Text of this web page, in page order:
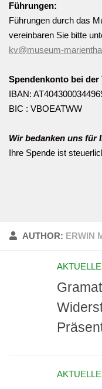
AUTHOR: ERWIN
Führungen:
Führungen durch das
vereinbaren Sie bitte
kv@museum-
Spendenkonto bei der
IBAN:
BIC : VBOEATWW
Wir bedanken uns für
Ihre Spende ist